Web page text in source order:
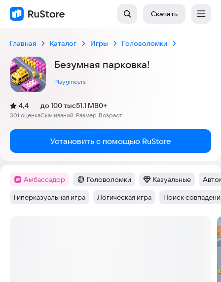
Скачать
Главная Каталог Игры Головоломки
Безумная парковка!
Playgineers
Рейтинг:
4,4
(
301 оценка
)
Скачиваний
до 100 тыс
Размер
51.1 MB
Возраст
0+
Установить с помощью RuStore
Метка:
амбассадор Категория:
Головоломки Категория:
Казуальные Тег:
Тег:
Гиперказуальная игра Тег :
Логическая игра Тег:
Поиск